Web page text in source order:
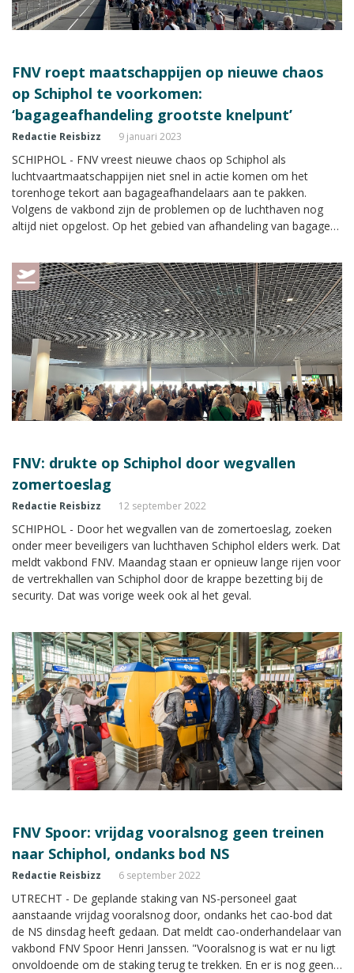
FNV roept maatschappijen op nieuwe chaos
op Schiphol te voorkomen:
‘bagageafhandeling grootste knelpunt’
Redactie Reisbizz 9 januari 2023
SCHIPHOL - FNV vreest nieuwe chaos op Schiphol als
luchtvaartmaatschappijen niet snel in actie komen om het
torenhoge tekort aan bagageafhandelaars aan te pakken.
Volgens de vakbond zijn de problemen op de luchthaven nog
altijd niet opgelost. Op het gebied van afhandeling van bagage
FNV: drukte op Schiphol door wegvallen
zomertoeslag
Redactie Reisbizz 12 september 2022
SCHIPHOL - Door het wegvallen van de zomertoeslag, zoeken
onder meer beveiligers van luchthaven Schiphol elders werk. Dat
meldt vakbond FNV. Maandag staan er opnieuw lange rijen voor
de vertrekhallen van Schiphol door de krappe bezetting bij de
security. Dat was vorige week ook al het geval.
FNV Spoor: vrijdag vooralsnog geen treinen
naar Schiphol, ondanks bod NS
Redactie Reisbizz 6 september 2022
UTRECHT - De geplande staking van NS-personeel gaat
aanstaande vrijdag vooralsnog door, ondanks het cao-bod dat
de NS dinsdag heeft gedaan. Dat meldt cao-onderhandelaar van
vakbond FNV Spoor Henri Janssen. "Vooralsnog is wat er nu ligt
onvoldoende om de staking terug te trekken. En er is nog geen